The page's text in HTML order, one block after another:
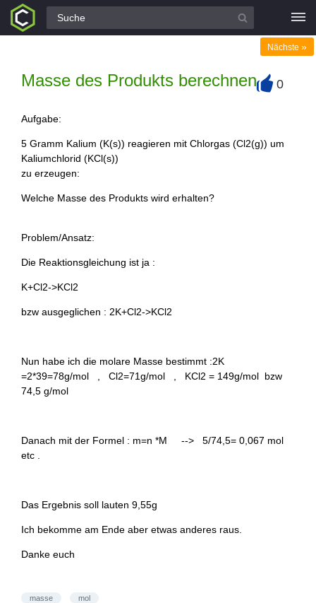
Alle Fragen
Masse des Produkts berechnen
Nächste »
0
Aufgabe:
5 Gramm Kalium (K(s)) reagieren mit Chlorgas (Cl2(g)) um
Kaliumchlorid (KCl(s))
zu erzeugen:
Welche Masse des Produkts wird erhalten?
Problem/Ansatz:
Die Reaktionsgleichung ist ja :
K+Cl2->KCl2
bzw ausgeglichen : 2K+Cl2->KCl2
Nun habe ich die molare Masse bestimmt :2K
=2*39=78g/mol , Cl2=71g/mol , KCl2 = 149g/mol bzw
74,5 g/mol
Danach mit der Formel : m=n *M --> 5/74,5= 0,067 mol
etc .
Das Ergebnis soll lauten 9,55g
Ich bekomme am Ende aber etwas anderes raus.
Danke euch
masse mol